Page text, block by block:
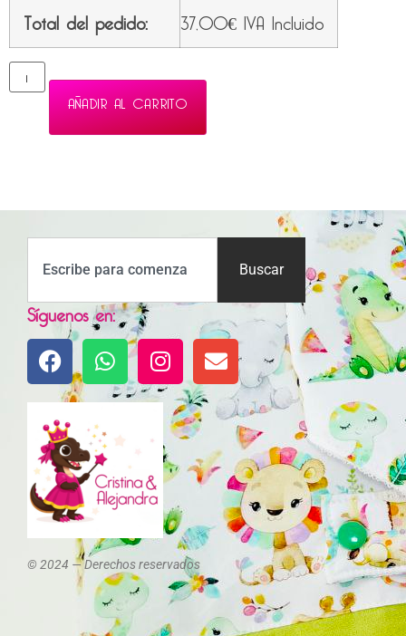
Total del pedido:
37,00€ IVA Incluido
AÑADIR AL CARRITO
Buscar
Síguenos en:
© 2024 — Derechos reservados